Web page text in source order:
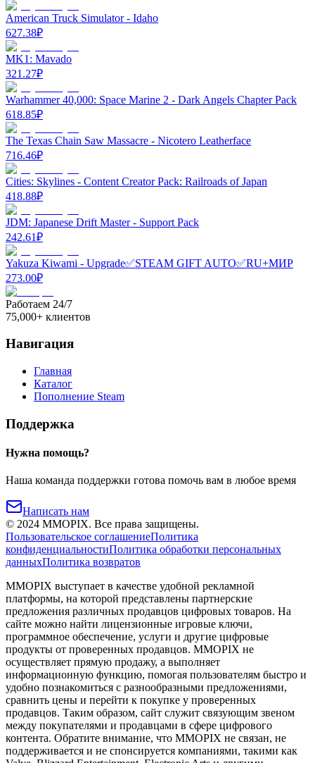
American Truck Simulator - Idaho
627.38₽
MK1: Mavado
321.27₽
Warhammer 40,000: Space Marine 2 - Dark Angels Chapter Pack
618.85₽
The Texas Chain Saw Massacre - Nicotero Leatherface
716.46₽
Cities: Skylines - Content Creator Pack: Railroads of Japan
418.88₽
JDM: Japanese Drift Master - Support Pack
242.61₽
Yakuza Kiwami - Upgrade✅STEAM GIFT AUTO✅RU+МИР
273.00₽
Работаем 24/7
75,000+ клиентов
Навигация
Главная
Каталог
Пополнение Steam
Поддержка
Нужна помощь?
Наша команда поддержки готова помочь вам в любое время
Написать нам
© 2024 MMOPIX. Все права защищены.
Пользовательское соглашениеПолитика
конфиденциальностиПолитика обработки персональных
данныхПолитика возвратов
MMOPIX выступает в качестве удобной рекламной
платформы, на которой представлены партнерские
предложения различных продавцов цифровых товаров. На
сайте можно найти лицензионные игровые ключи,
программное обеспечение, услуги и другие цифровые
продукты от проверенных продавцов. MMOPIX не
осуществляет прямую продажу, а выполняет
информационную функцию, помогая пользователям быстро и
удобно познакомиться с разнообразными предложениями,
сравнить цены и перейти к покупке у проверенных
продавцов. Таким образом, сайт служит связующим звеном
между покупателями и продавцами в сфере цифрового
контента. Обратите внимание, что MMOPIX не связан, не
поддерживается и не спонсируется компаниями, такими как